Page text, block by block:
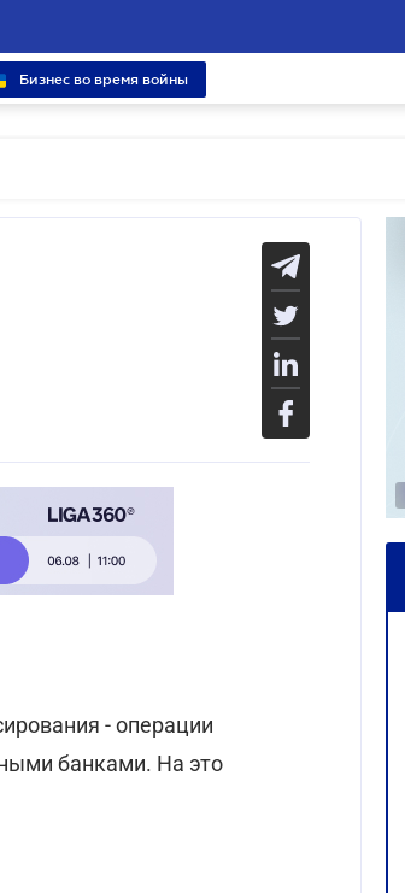
Бизнес во время войны
- операции
банками. На это